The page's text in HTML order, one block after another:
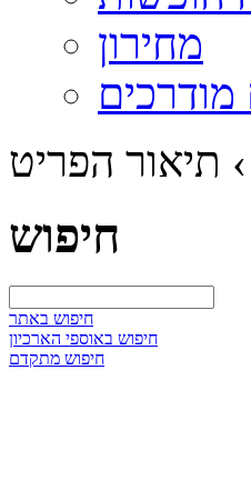
מחירון
מודרכים
› תיאור הפריט
חיפוש
חיפוש באתר
חיפוש באוספי הארכיון
חיפוש מתקדם